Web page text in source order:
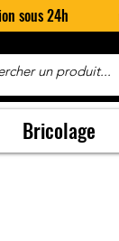
sous 24h
Bricolage